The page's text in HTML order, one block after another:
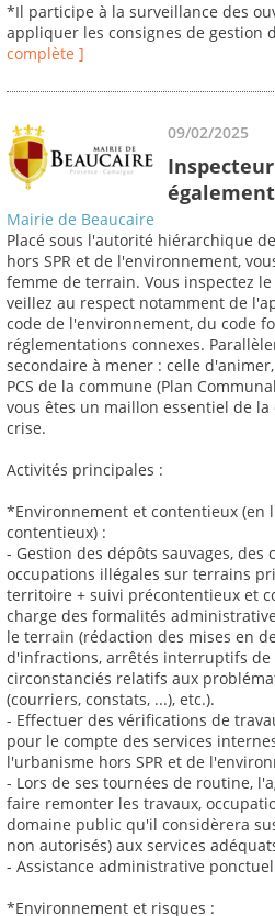
*Il participe à la surveillance des
appliquer les consignes de gestion
complète ]
09/02/2025
également
Mairie de Beaucaire
Placé sous l'autorité hiérarchique
hors SPR et de l'environnement,
femme de terrain. Vous inspectez
veillez au respect notamment de
code de l'environnement, du code
réglementations connexes.
secondaire à mener : celle
PCS de la commune (Plan
vous êtes un maillon essentiel de
crise.
Activités principales :
*Environnement et contentieux (en
contentieux) :
- Gestion des dépôts sauvages, des
occupations illégales sur terrains
territoire + suivi précontentieux et
charge des formalités
le terrain (rédaction des mises en
d'infractions, arrêtés interruptifs de
circonstanciés relatifs aux
(courriers, constats, ...), etc.).
- Effectuer des vérifications de
pour le compte des services
l'urbanisme hors SPR et de
- Lors de ses tournées de routine,
faire remonter les travaux,
domaine public qu'il considèrera
non autorisés) aux services
- Assistance administrative
*Environnement et risques :